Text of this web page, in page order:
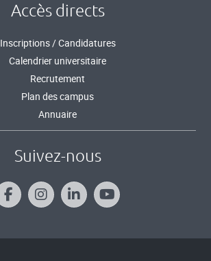
Accès directs
Inscriptions / Candidatures
Calendrier universitaire
Recrutement
Plan des campus
Annuaire
Suivez-nous